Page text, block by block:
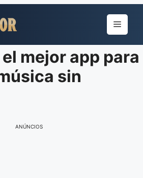
Menu
el mejor app para
sin
ANÚNCIOS